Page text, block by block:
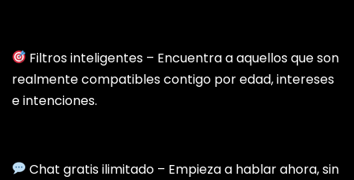
Filtros inteligentes – Encuentra a aquellos que son
realmente compatibles contigo por edad, intereses
e intenciones.
Chat gratis ilimitado – Empieza a hablar ahora, sin